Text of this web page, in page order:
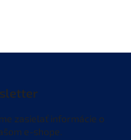
zasielať informácie o
e-shope.